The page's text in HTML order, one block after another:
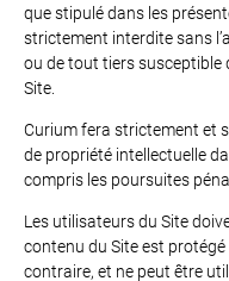
que stipulé dans les
strictement interdite sans
ou de tout tiers susceptible
Site.
Curium fera strictement et
de propriété intellectuelle
compris les poursuites
Les utilisateurs du Site
contenu du Site est
contraire, et ne peut être